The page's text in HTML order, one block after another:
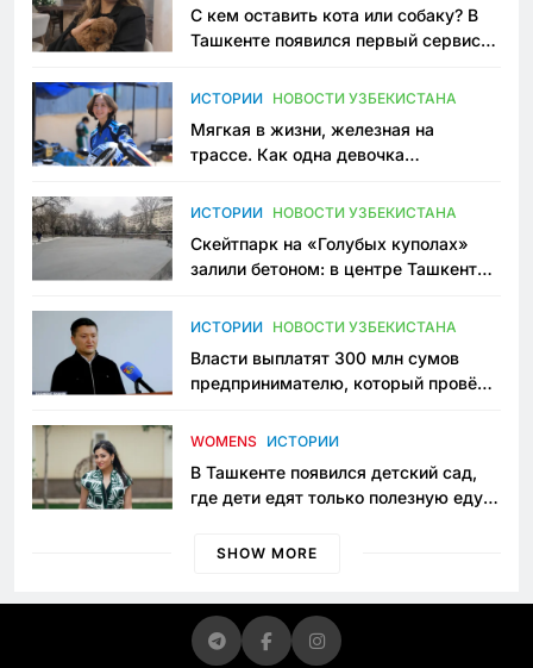
С кем оставить кота или собаку? В
Ташкенте появился первый сервис
ИСТОРИИ НОВОСТИ УЗБЕКИСТАНА
Мягкая в жизни, железная на
трассе. Как одна девочка
Узбекистане
ИСТОРИИ НОВОСТИ УЗБЕКИСТАНА
Скейтпарк на «Голубых куполах»
залили бетоном: в центре Ташкента
пространство
ИСТОРИИ НОВОСТИ УЗБЕКИСТАНА
Власти выплатят 300 млн сумов
предпринимателю, который провёл
приговору
WOMENS ИСТОРИИ
В Ташкенте появился детский сад,
где дети едят только полезную еду.
просить «кашу без сахара»
SHOW MORE